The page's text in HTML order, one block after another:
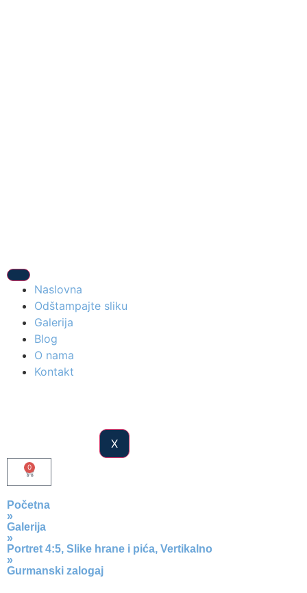
Naslovna
Odštampajte sliku
Galerija
Blog
O nama
Kontakt
X
0
Početna
»
Galerija
»
Portret 4:5, Slike hrane i pića, Vertikalno
»
Gurmanski zalogaj